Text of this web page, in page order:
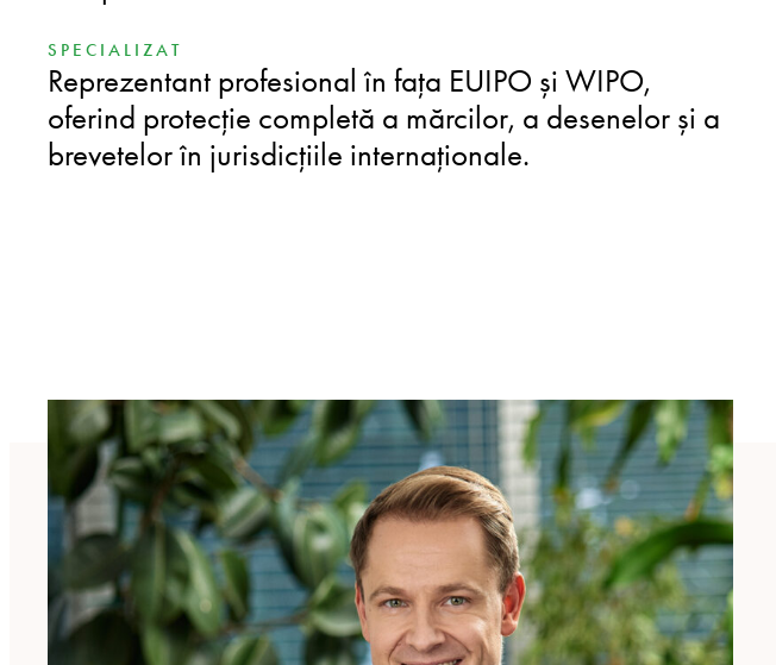
SPECIALIZAT
Reprezentant profesional în fața EUIPO și WIPO,
oferind protecție completă a mărcilor, a desenelor și a
brevetelor în jurisdicțiile internaționale.